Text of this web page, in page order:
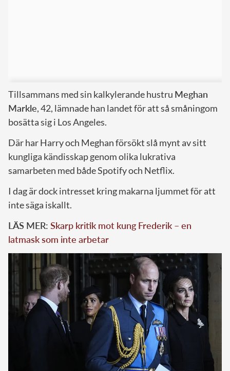
Tillsammans med sin kalkylerande hustru Meghan
Markle, 42, lämnade han landet för att så småningom
bosätta sig i Los Angeles.
Där har Harry och Meghan försökt slå mynt av sitt
kungliga kändisskap genom olika lukrativa
samarbeten med både Spotify och Netflix.
I dag är dock intresset kring makarna ljummet för att
inte säga iskallt.
LÄS MER: Skarp kritik mot kung Frederik – en
latmask som inte arbetar